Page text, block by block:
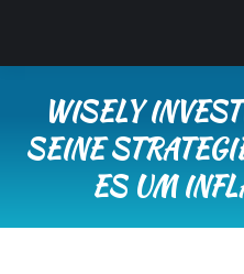
WISELY
SEINE
ES UM